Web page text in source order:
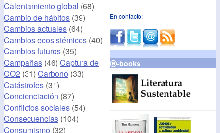
Calentamiento global (68)
Cambio de hábitos (39)
Cambios actuales (64)
Cambios ecosistémicos (40)
Cambios futuros (35)
Campañas (46) Captura de
CO2 (31) Carbono (33)
Catástrofes (31)
Concienciación (87)
Conflictos sociales (54)
Consecuencias (104)
Consumismo (32)
En contacto:
ⓔ-books